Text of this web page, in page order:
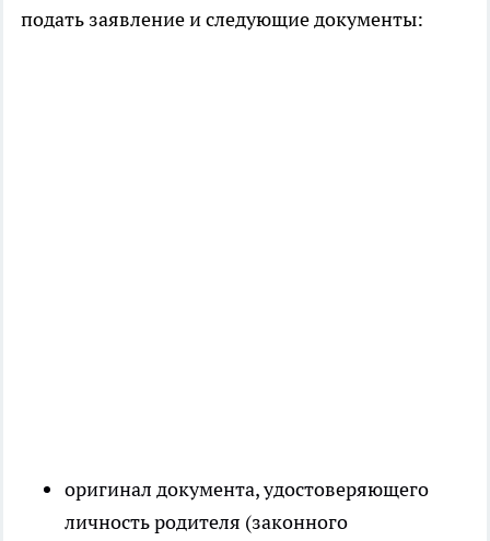
подать заявление и следующие документы:
оригинал документа, удостоверяющего
личность родителя (законного